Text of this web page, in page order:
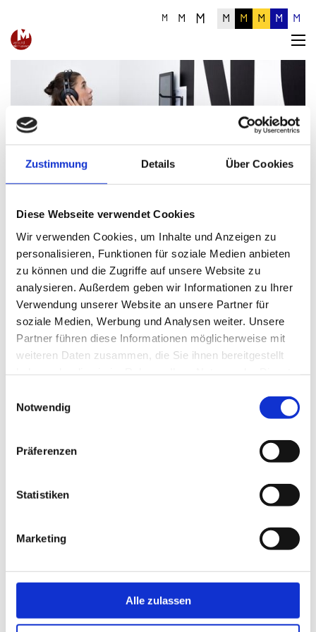
Zustimmung Details Über Cookies
Diese Webseite verwendet Cookies
Wir verwenden Cookies, um Inhalte und Anzeigen zu
personalisieren, Funktionen für soziale Medien anbieten
zu können und die Zugriffe auf unsere Website zu
analysieren. Außerdem geben wir Informationen zu Ihrer
Verwendung unserer Website an unsere Partner für
soziale Medien, Werbung und Analysen weiter. Unsere
Partner führen diese Informationen möglicherweise mit
weiteren Daten zusammen, die Sie ihnen bereitgestellt
Notwendig
Präferenzen
Statistiken
Marketing
Alle zulassen
M M M M M M M M
Museumsinfoblatt Nr. 01/2010
Aus dem Inhalt
Jahresbericht Verbund Oö. Museen
Neuigkeiten aus dem forum oö geschichte
Freiwillige und Ehrenamtliche in Museen − Ein Europäisches
Musikalische Schätze aus dem Museum Hallstatt
Evangelisches Museum Oberösterreich: Sonderausstellung
Museumsstraßen-Vernetzung: Pramtal − Rottal
Guidoguide − Ein revolutionärer Multimediaguide
sich neu
Zukunftsklausuren am Freilichtmuseum Brunnbauerhof
Museumsinfoblatt 01 2010(7,7 MB)
Zurück zur Übersicht